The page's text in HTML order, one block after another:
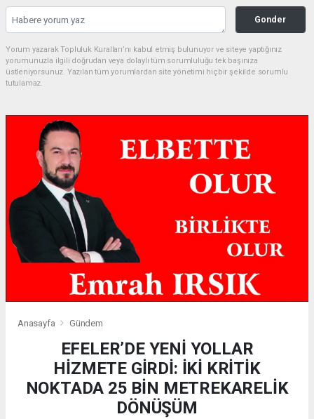
Gonder
Yorum yazarak Topluluk Kuralları’nı kabul etmiş bulunuyor ve siteye yaptığınız
yorumunuzla ilgili doğrudan veya dolaylı tüm sorumluluğu tek başınıza
üstleniyorsunuz. Yazılan tüm yorumlardan site yönetimi hiçbir şekilde sorumlu
tutulamaz.
Anasayfa Gündem
EFELER’DE YENİ YOLLAR
HİZMETE GİRDİ: İKİ KRİTİK
NOKTADA 25 BİN METREKARELİK
DÖNÜŞÜM